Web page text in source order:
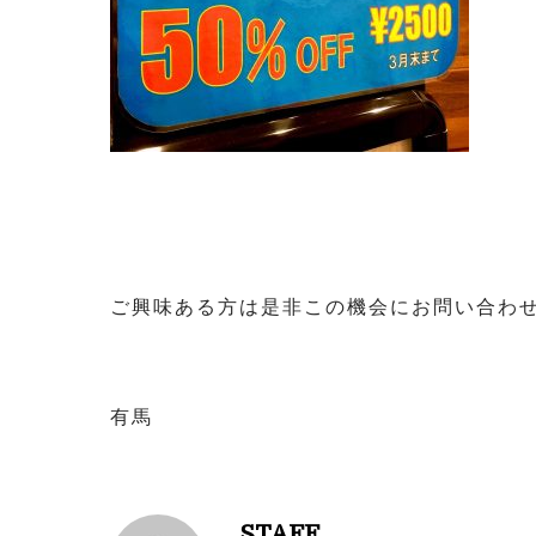
ご興味ある方は是非この機会にお問い合わ
有馬